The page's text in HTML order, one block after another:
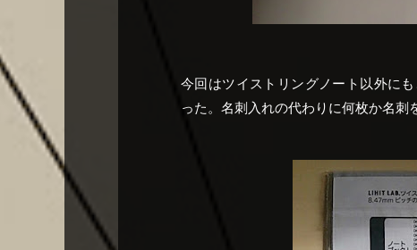
今回はツイストリングノート以外に
った。名刺入れの代わりに何枚か名刺